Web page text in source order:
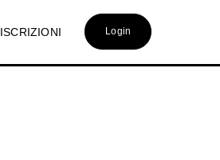
ISCRIZIONI Login